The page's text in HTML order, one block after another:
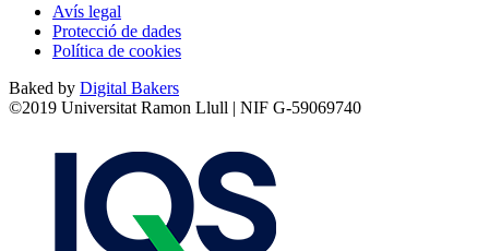
Avís legal
Protecció de dades
Política de cookies
Baked by Digital Bakers
©2019 Universitat Ramon Llull | NIF G-59069740